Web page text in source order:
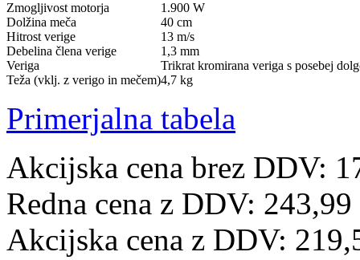
Zmogljivost motorja
1.900 W
Dolžina meča
40 cm
Hitrost verige
13 m/s
Debelina člena verige
1,3 mm
Veriga
Trikrat kromirana veriga s posebej
Teža (vklj. z verigo in mečem)4,7 kg
Primerjalna tabela
Akcijska cena brez DDV:
Redna cena z DDV: 243,99
Akcijska cena z DDV: